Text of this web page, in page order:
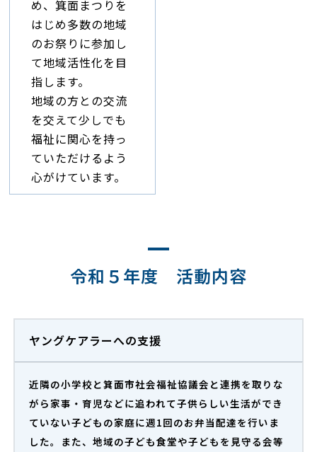
め、箕面まつりを
はじめ多数の地域
のお祭りに参加し
て地域活性化を目
指します。
地域の方との交流
を交えて少しでも
福祉に関心を持っ
ていただけるよう
心がけています。
令和５年度 活動内容
ヤングケアラーへの支援
近隣の小学校と箕面市社会福祉協議会と連携を取りな
がら家事・育児などに追われて子供らしい生活ができ
ていない子どもの家庭に週1回のお弁当配達を行いま
した。また、地域の子ども食堂や子どもを見守る会等